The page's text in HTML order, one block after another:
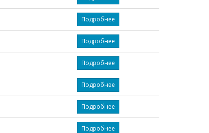
Подробнее
Подробнее
Подробнее
Подробнее
Подробнее
Подробнее